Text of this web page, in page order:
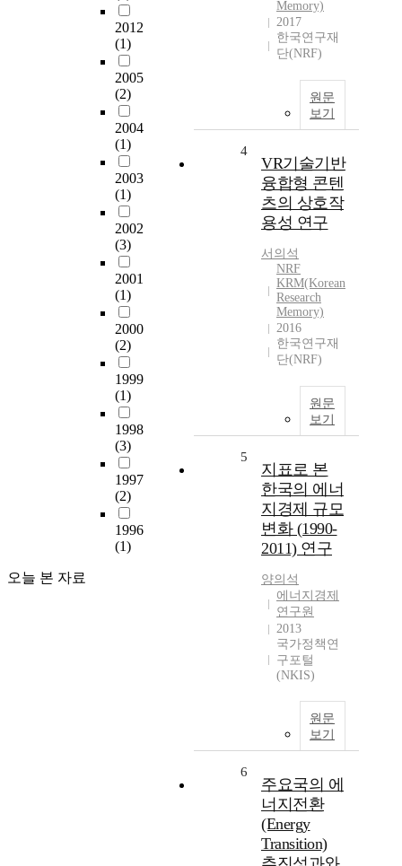
2012
(1)
2005
(2)
2004
(1)
2003
(1)
2002
(3)
2001
(1)
2000
(2)
1999
(1)
1998
(3)
1997
(2)
1996
(1)
오늘 본 자료
Memory)
2017
한국연구재
단(NRF)
원문
보기
4
VR기술기반
융합형 콘텐
츠의 상호작
용성 연구
서의석
NRF
KRM(Korean
Research
Memory)
2016
한국연구재
단(NRF)
원문
보기
5
지표로 본
한국의 에너
지경제 규모
변화 (1990-
2011) 연구
양의석
에너지경제
연구원
2013
국가정책연
구포털
(NKIS)
원문
보기
6
주요국의 에
너지전환
(Energy
Transition)